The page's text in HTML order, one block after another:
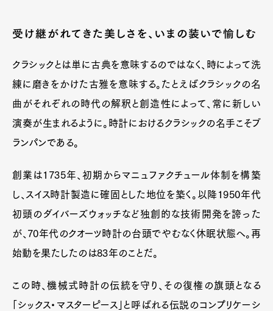
受け継がれてきた美しさを、いまの装いで愉しむ
クラシックとは単に古典を意味するのではなく、時によって洗
練に磨きをかけた古雅を意味する。たとえばクラシックの名
曲がそれぞれの時代の解釈と創造性によって、常に新しい
演奏が生まれるように。時計におけるクラシックの名手こそブ
ランパンである。
創業は1735年、初期からマニュファクチュール体制を構築
し、スイス時計製造に確固とした地位を築く。以降1950年代
初頭のダイバーズウォッチなど独創的な技術開発を誇った
が、70年代のクオーツ時計の台頭でやむなく休眠状態へ。再
始動を果たしたのは83年のことだ。
この時、機械式時計の伝統を守り、その復権の旗頭となる
「シックス・マスターピース」と呼ばれる伝説のコンプリケーシ